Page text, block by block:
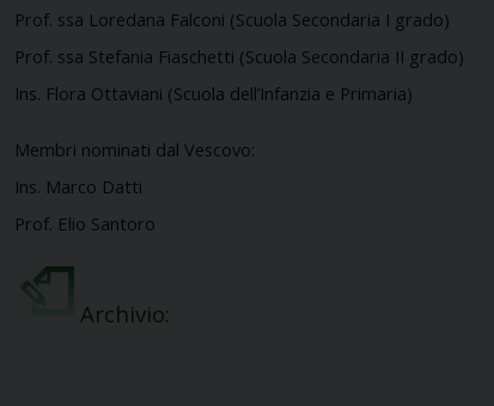
Prof. ssa Loredana Falconi (Scuola Secondaria I grado)
Prof. ssa Stefania Fiaschetti (Scuola Secondaria II grado)
Ins. Flora Ottaviani (Scuola dell’Infanzia e Primaria)
Membri nominati dal Vescovo:
Ins. Marco Datti
Prof. Elio Santoro
Archivio: